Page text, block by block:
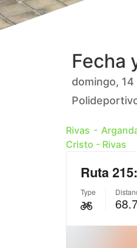
Fecha
domingo,
Rivas -
Cristo - Rivas